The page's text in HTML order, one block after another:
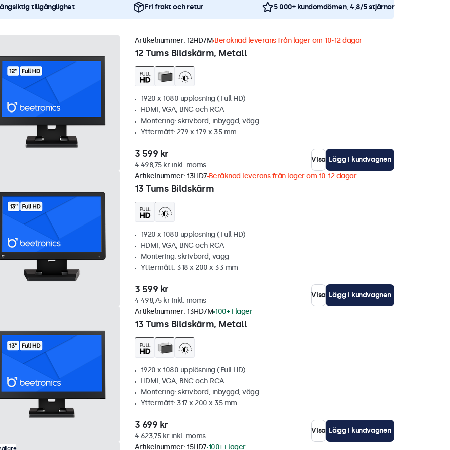
tillgänglighet Fri frakt och retur 5 000+ kundomdömen, 4,8/5 stjärnor
12 Tums Bildskärm, Metall
Artikelnummer: 12HD7M Beräknad leverans från lager om 10-12 dagar
1920 x 1080 upplösning (Full HD)
HDMI, VGA, BNC och RCA
Montering: skrivbord, inbyggd, vägg
Yttermått: 279 x 179 x 35 mm
3 599 kr
4 498,75 kr inkl. moms
Visa Lägg i kundvagnen
13 Tums Bildskärm
Artikelnummer: 13HD7 Beräknad leverans från lager om 10-12 dagar
1920 x 1080 upplösning (Full HD)
HDMI, VGA, BNC och RCA
Montering: skrivbord, vägg
Yttermått: 318 x 200 x 33 mm
3 599 kr
4 498,75 kr inkl. moms
Visa Lägg i kundvagnen
13 Tums Bildskärm, Metall
Artikelnummer: 13HD7M 100+ i lager
1920 x 1080 upplösning (Full HD)
HDMI, VGA, BNC och RCA
Montering: skrivbord, inbyggd, vägg
Yttermått: 317 x 200 x 35 mm
3 699 kr
4 623,75 kr inkl. moms
Visa Lägg i kundvagnen
Artikelnummer: 15HD7 100+ i lager